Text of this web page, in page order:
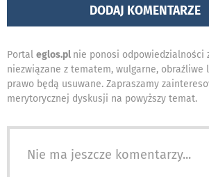
DODAJ KOMENTARZE
Portal eglos.pl nie ponosi odpowiedzialności
niezwiązane z tematem, wulgarne, obraźliwe
prawo będą usuwane. Zapraszamy
merytorycznej dyskusji na powyższy temat.
Nie ma jeszcze komentarzy...